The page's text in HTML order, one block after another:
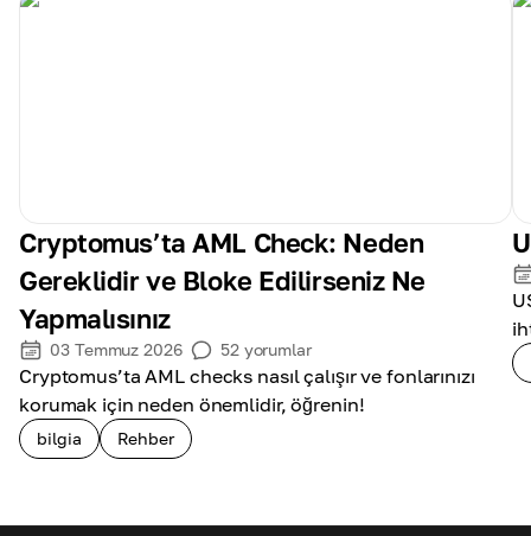
Cryptomus’ta AML Check: Neden
Gereklidir ve Bloke Edilirseniz Ne
Yapmalısınız
03 Temmuz 2026 52 yorumlar
Cryptomus’ta AML checks nasıl çalışır ve fonlarınızı
korumak için neden önemlidir, öğrenin!
bilgia Rehber